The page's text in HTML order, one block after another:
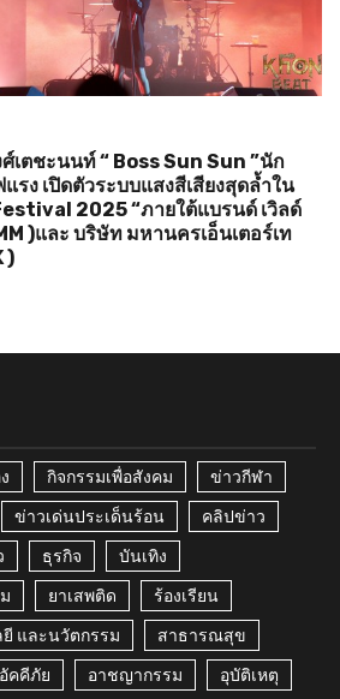
เตชะนนท์ “ Boss Sun Sun ”นัก
รง เปิดตัวระบบแสงสีเสียงสุดล้ำใน
2025 “ภายใต้แบรนด์ เวิลด์
)และ บริษัท มหานครเอ็นเตอร์เท
)
กิจกรรมเพื่อสังคม ข่าวกีฬา
ข่าวเด่นประเด็นร้อน คลิปข่าว
ธุรกิจ บันเทิง
ยาเสพติด ร้องเรียน
และนวัตกรรม สาธารณสุข
อัคคีภัย อาชญากรรม อุบัติเหตุ